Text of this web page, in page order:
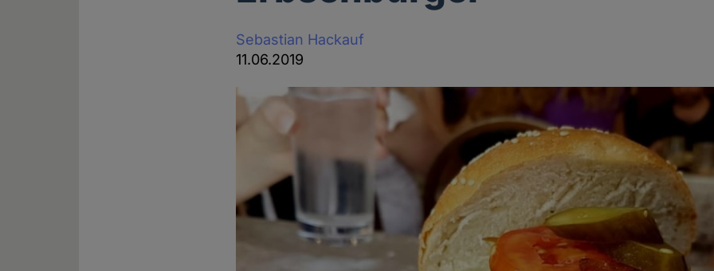
Sebastian Hackauf
11.06.2019